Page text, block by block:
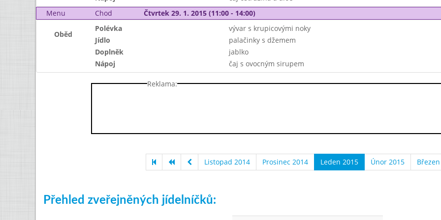
Menu
Chod Čtvrtek 29. 1. 2015 (11:00 - 14:00)
Oběd
Polévka
vývar s krupicovými noky
Jídlo
palačinky s džemem
Doplněk
jablko
Nápoj
čaj s ovocným sirupem
Reklama:
Listopad 2014 Prosinec 2014 Leden 2015 Únor 2015
Přehled zveřejněných jídelníčků: